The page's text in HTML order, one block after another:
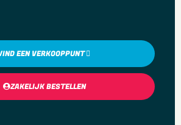
EEN VERKOOPPUNT
ZAKELIJK BESTELLEN